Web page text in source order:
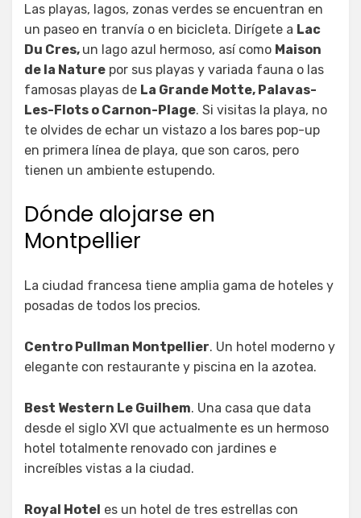
Las playas, lagos, zonas verdes se encuentran en
un paseo en tranvía o en bicicleta. Dirígete a Lac
Du Cres, un lago azul hermoso, así como Maison
de la Nature por sus playas y variada fauna o las
famosas playas de La Grande Motte, Palavas-
Les-Flots o Carnon-Plage. Si visitas la playa, no
te olvides de echar un vistazo a los bares pop-up
en primera línea de playa, que son caros, pero
tienen un ambiente estupendo.
Dónde alojarse en
Montpellier
La ciudad francesa tiene amplia gama de hoteles y
posadas de todos los precios.
Centro Pullman Montpellier. Un hotel moderno y
elegante con restaurante y piscina en la azotea.
Best Western Le Guilhem. Una casa que data
desde el siglo XVI que actualmente es un hermoso
hotel totalmente renovado con jardines e
increíbles vistas a la ciudad.
Royal Hotel es un hotel de tres estrellas con